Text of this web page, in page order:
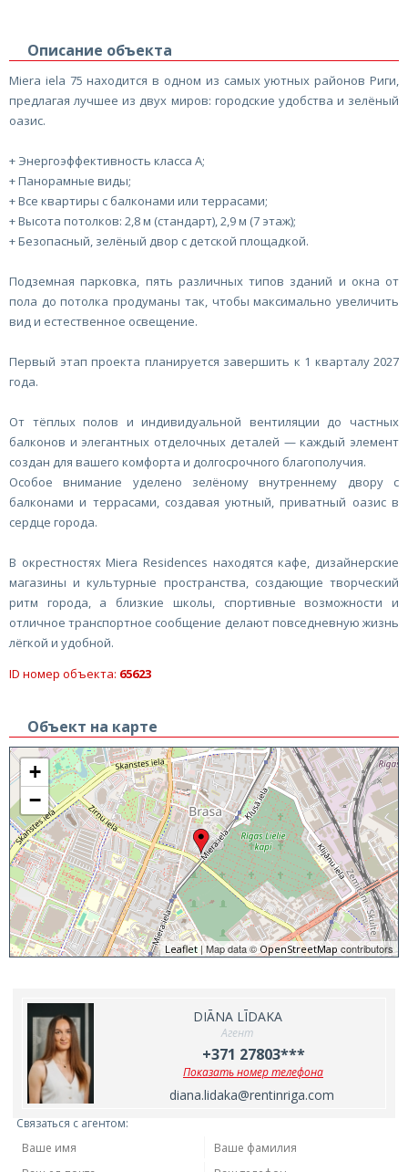
Описание объекта
Miera iela 75 находится в одном из самых уютных районов Риги,
предлагая лучшее из двух миров: городские удобства и зелёный
оазис.
+ Энергоэффективность класса A;
+ Панорамные виды;
+ Все квартиры с балконами или террасами;
+ Высота потолков: 2,8 м (стандарт), 2,9 м (7 этаж);
+ Безопасный, зелёный двор с детской площадкой.
Подземная парковка, пять различных типов зданий и окна от
пола до потолка продуманы так, чтобы максимально увеличить
вид и естественное освещение.
Первый этап проекта планируется завершить к 1 кварталу 2027
года.
От тёплых полов и индивидуальной вентиляции до частных
балконов и элегантных отделочных деталей — каждый элемент
создан для вашего комфорта и долгосрочного благополучия.
Особое внимание уделено зелёному внутреннему двору с
балконами и террасами, создавая уютный, приватный оазис в
сердце города.
В окрестностях Miera Residences находятся кафе, дизайнерские
магазины и культурные пространства, создающие творческий
ритм города, а близкие школы, спортивные возможности и
отличное транспортное сообщение делают повседневную жизнь
лёгкой и удобной.
ID номер объекта: 65623
Объект на карте
+
−
Leaflet| Map data © OpenStreetMapcontributors
DIĀNA LĪDAKA
Агент
+371 27803***
Показать номер телефона
diana.lidaka@rentinriga.com
Связаться с агентом: